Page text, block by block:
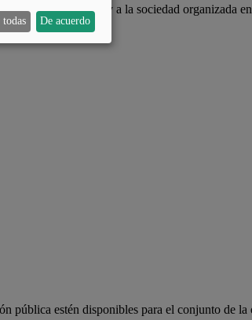
a la ciudadanía y a la sociedad organizada
pública estén disponibles para el conjunto de la
todas De acuerdo